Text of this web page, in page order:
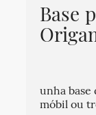
Base
unha
móbil ou